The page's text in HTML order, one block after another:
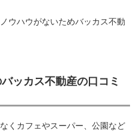
ウハウがないためバッカス不動
ッカス不動産の口コミ
くカフェやスーパー、公園など